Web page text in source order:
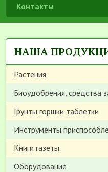
Контакты
НАША
Растения
Биоудобрения, средства
Грунты горшки таблетки
Инструменты
Книги газеты
Оборудование